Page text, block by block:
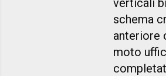
schema
anteriore
moto